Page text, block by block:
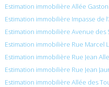
Estimation immobilière Allée
Estimation immobilière Impasse de
Estimation immobilière Avenue des
Estimation immobilière Rue Marcel
Estimation immobilière Rue Jean
Estimation immobilière Rue Jean
Estimation immobilière Allée des